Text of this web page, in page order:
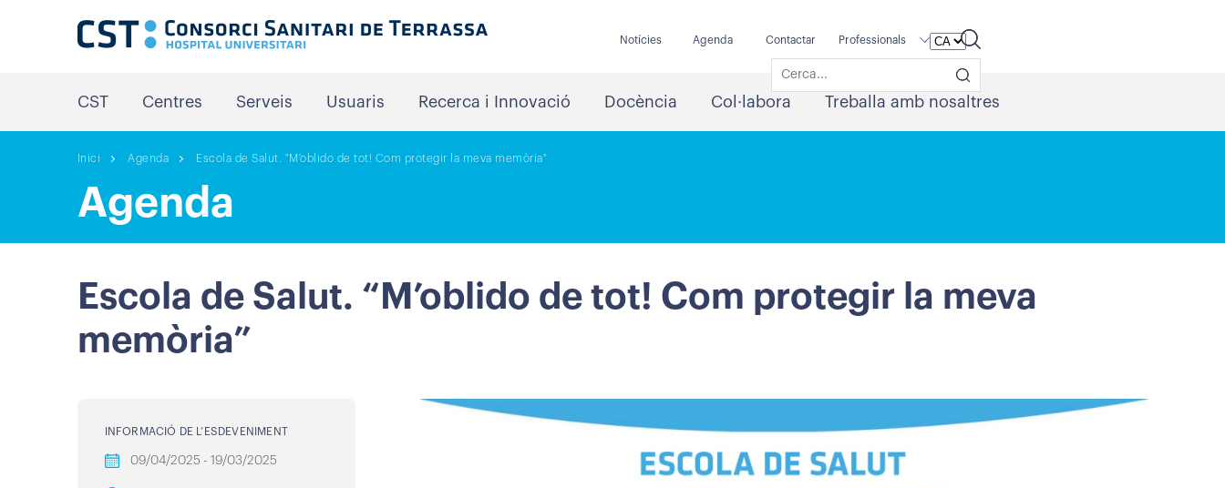
Notícies Agenda Contactar Professionals
CST Centres Serveis Usuaris Recerca i Innovació Docència Col·labora Treballa amb nosaltres
Inici Agenda Escola de Salut. "M'oblido de tot! Com protegir la meva memòria"
Agenda
Escola de Salut. “M’oblido de tot! Com protegir la meva
memòria”
INFORMACIÓ DE L’ESDEVENIMENT
09/04/2025 - 19/03/2025